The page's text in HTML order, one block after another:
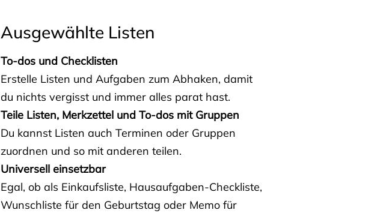
Ausgewählte Listen
To-dos und Checklisten
Erstelle Listen und Aufgaben zum Abhaken, damit
du nichts vergisst und immer alles parat hast.
Teile Listen, Merkzettel und To-dos mit Gruppen
Du kannst Listen auch Terminen oder Gruppen
zuordnen und so mit anderen teilen.
Universell einsetzbar
Egal, ob als Einkaufsliste, Hausaufgaben-Checkliste,
Wunschliste für den Geburtstag oder Memo für